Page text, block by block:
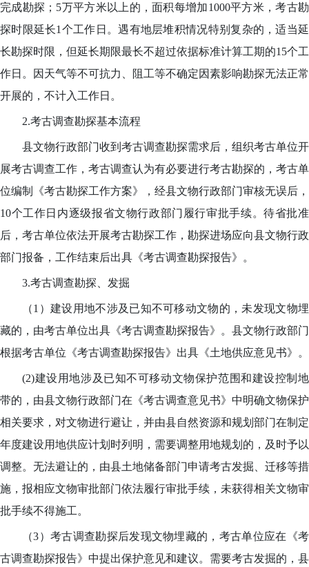
完成勘探；5万平方米以上的，面积每增加1000平方米，考古勘
探时限延长1个工作日。遇有地层堆积情况特别复杂的，适当延
长勘探时限，但延长期限最长不超过依据标准计算工期的15个工
作日。因天气等不可抗力、阻工等不确定因素影响勘探无法正常
开展的，不计入工作日。
2.考古调查勘探基本流程
县文物行政部门收到考古调查勘探需求后，组织考古单位开
展考古调查工作，考古调查认为有必要进行考古勘探的，考古单
位编制《考古勘探工作方案》，经县文物行政部门审核无误后，
10个工作日内逐级报省文物行政部门履行审批手续。待省批准
后，考古单位依法开展考古勘探工作，勘探进场应向县文物行政
部门报备，工作结束后出具《考古调查勘探报告》。
3.考古调查勘探、发掘
（1）建设用地不涉及已知不可移动文物的，未发现文物埋
藏的，由考古单位出具《考古调查勘探报告》。县文物行政部门
根据考古单位《考古调查勘探报告》出具《土地供应意见书》。
(2)建设用地涉及已知不可移动文物保护范围和建设控制地
带的，由县文物行政部门在《考古调查意见书》中明确文物保护
相关要求，对文物进行避让，并由县自然资源和规划部门在制定
年度建设用地供应计划时列明，需要调整用地规划的，及时予以
调整。无法避让的，由县土地储备部门申请考古发掘、迁移等措
施，报相应文物审批部门依法履行审批手续，未获得相关文物审
批手续不得施工。
（3）考古调查勘探后发现文物埋藏的，考古单位应在《考
古调查勘探报告》中提出保护意见和建议。需要考古发掘的，县